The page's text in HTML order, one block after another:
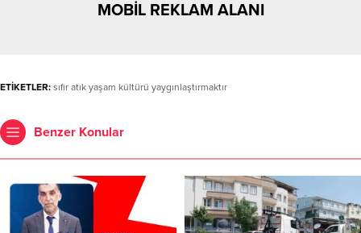
MOBİL REKLAM ALANI
ETİKETLER: sıfır atık yaşam kültürü yaygınlaştırmaktır
Benzer Konular